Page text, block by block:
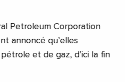
Petroleum Corporation
annoncé qu’elles
et de gaz, d’ici la fin